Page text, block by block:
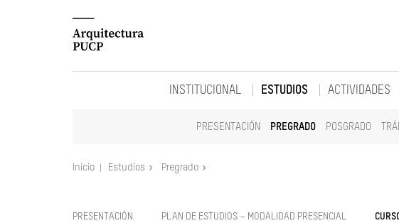
INSTITUCIONAL ESTUDIOS
PRESENTACIÓN PREGRADO POSGRADO
ACTIVIDADES
Inicio Estudios Pregrado
PRESENTACIÓN PLAN DE ESTUDIOS – MODALIDAD PRESENCIAL